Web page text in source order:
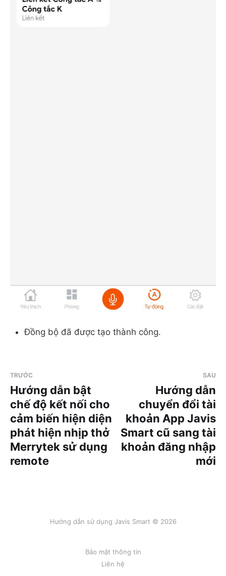
Đồng bộ đã được tạo thành công.
TRƯỚC
Hướng dẫn bật
chế độ kết nối cho
cảm biến hiện diện
phát hiện nhịp thở
Merrytek sử dụng
remote
SAU
Hướng dẫn
chuyển đổi tài
khoản App Javis
Smart cũ sang tài
khoản đăng nhập
mới
Hướng dẫn sử dụng Javis Smart © 2026
Bảo mật thông tin
Liên hệ